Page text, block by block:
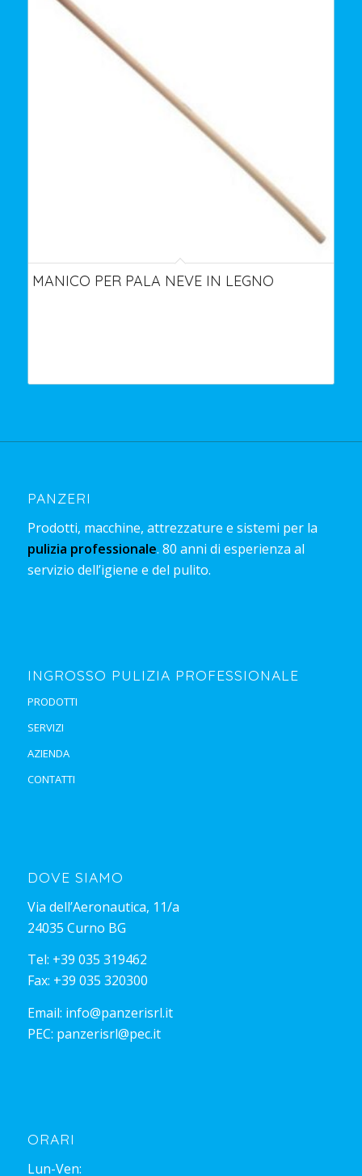
MANICO PER PALA NEVE IN LEGNO
PANZERI
Prodotti, macchine, attrezzature e sistemi per la
pulizia professionale. 80 anni di esperienza al
servizio dell’igiene e del pulito.
INGROSSO PULIZIA PROFESSIONALE
PRODOTTI
SERVIZI
AZIENDA
CONTATTI
DOVE SIAMO
Via dell’Aeronautica, 11/a
24035 Curno BG
Tel: +39 035 319462
Fax: +39 035 320300
Email: info@panzerisrl.it
PEC: panzerisrl@pec.it
ORARI
Lun-Ven: